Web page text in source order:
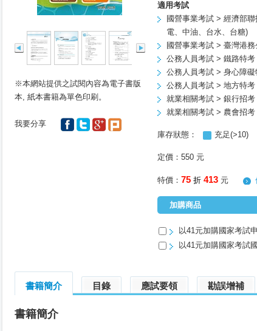
※本網站提供之試閱內容為電子書版
本, 紙本書籍為單色印刷。
我要分享
適用考試
國營事業考試 > 經濟部聯
電、中油、台水、台糖)
國營事業考試 > 臺灣港
公務人員考試 > 鐵路特考
公務人員考試 > 身心障礙
公務人員考試 > 地方特考
就業相關考試 > 銀行招考
就業相關考試 > 農會招考
庫存狀態： 充足(>10)
定價：550 元
特價： 75 折 413元
加購商品
以41元加購國家考試
以41元加購國家考試
書籍簡介 目錄 應試要領 勘誤增補
書籍簡介